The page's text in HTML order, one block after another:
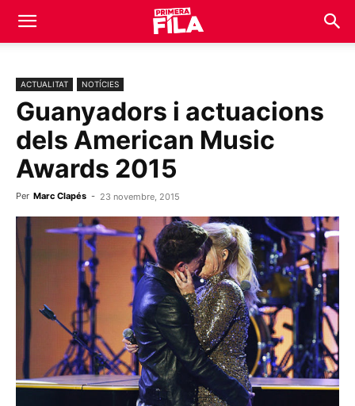
ACTUALITAT NOTÍCIES
Guanyadors i actuacions
dels American Music
Awards 2015
Per Marc Clapés - 23 novembre, 2015